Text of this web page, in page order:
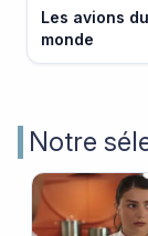
Les avions
monde
Notre